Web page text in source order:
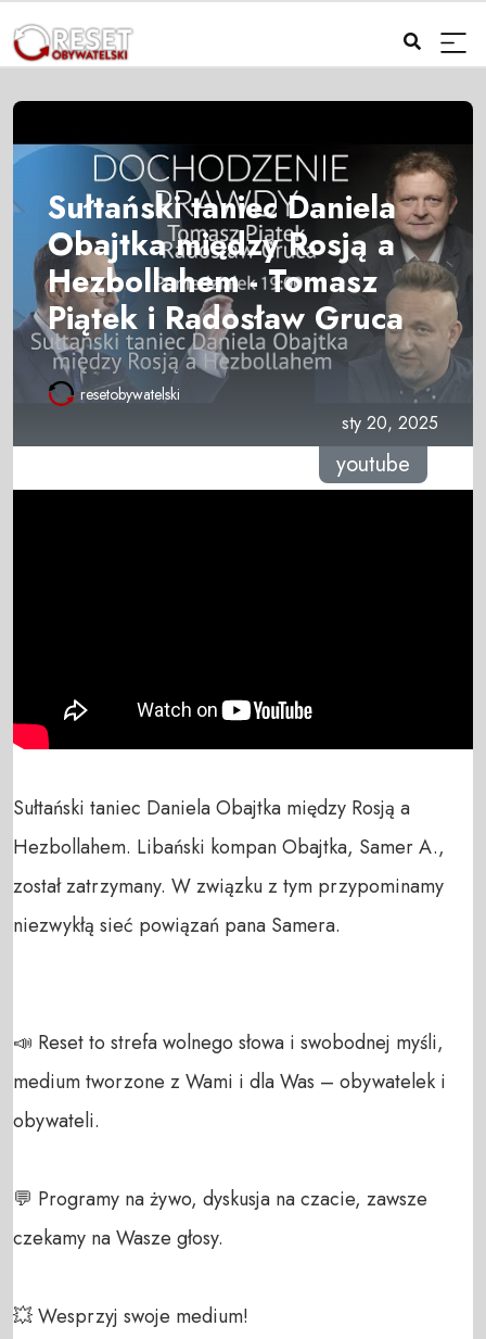
Sułtański taniec Daniela
Obajtka między Rosją a
Hezbollahem - Tomasz
Piątek i Radosław Gruca
resetobywatelski
sty 20, 2025
youtube
Sułtański taniec Daniela Obajtka między Rosją a
Hezbollahem. Libański kompan Obajtka, Samer A.,
został zatrzymany. W związku z tym przypominamy
niezwykłą sieć powiązań pana Samera.
📣 Reset to strefa wolnego słowa i swobodnej myśli,
medium tworzone z Wami i dla Was – obywatelek i
obywateli.
💬 Programy na żywo, dyskusja na czacie, zawsze
czekamy na Wasze głosy.
💥 Wesprzyj swoje medium!